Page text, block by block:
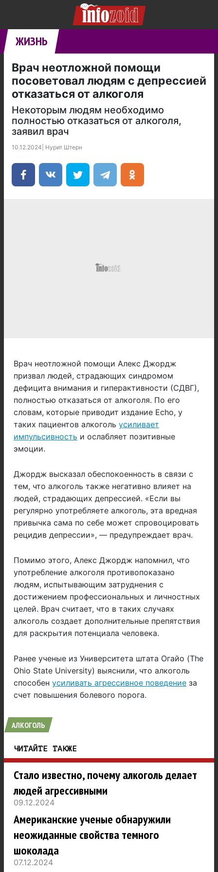
ЖИЗНЬ
Врач неотложной помощи
посоветовал людям с депрессией
отказаться от алкоголя
Некоторым людям необходимо
полностью отказаться от алкоголя,
заявил врач
10.12.2024 Нурит Штерн
Врач неотложной помощи Алекс Джордж
призвал людей, страдающих синдромом
дефицита внимания и гиперактивности (СДВГ),
полностью отказаться от алкоголя. По его
словам, которые приводит издание Echo, у
таких пациентов алкоголь усиливает
импульсивность и ослабляет позитивные
эмоции.
Джордж высказал обеспокоенность в связи с
тем, что алкоголь также негативно влияет на
людей, страдающих депрессией. «Если вы
регулярно употребляете алкоголь, эта вредная
привычка сама по себе может спровоцировать
рецидив депрессии», — предупреждает врач.
Помимо этого, Алекс Джордж напомнил, что
употребление алкоголя противопоказано
людям, испытывающим затруднения с
достижением профессиональных и личностных
целей. Врач считает, что в таких случаях
алкоголь создает дополнительные препятствия
для раскрытия потенциала человека.
Ранее ученые из Университета штата Огайо (The
Ohio State University) выяснили, что алкоголь
способен усиливать агрессивное поведение за
счет повышения болевого порога.
АЛКОГОЛЬ
ЧИТАЙТЕ ТАКЖЕ
Стало известно, почему алкоголь делает
людей агрессивными
09.12.2024
Американские ученые обнаружили
неожиданные свойства темного
шоколада
07.12.2024